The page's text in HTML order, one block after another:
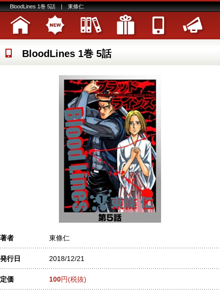
BloodLines 1巻 5話 | 東條仁
BloodLines 1巻 5話
著者 東條仁
発行日 2018/12/21
定価 100円(税抜)